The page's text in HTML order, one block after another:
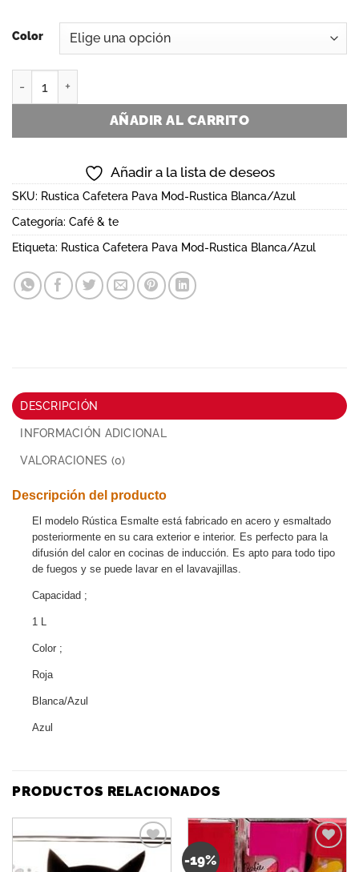
Color
AÑADIR AL CARRITO
Añadir a la lista de deseos
SKU: Rustica Cafetera Pava Mod-Rustica Blanca/Azul
Categoría: Café & te
Etiqueta: Rustica Cafetera Pava Mod-Rustica Blanca/Azul
DESCRIPCIÓN
INFORMACIÓN ADICIONAL
VALORACIONES (0)
Descripción del producto
El modelo Rústica Esmalte está fabricado en acero y esmaltado
posteriormente en su cara exterior e interior. Es perfecto para la
difusión del calor en cocinas de inducción. Es apto para todo tipo
de fuegos y se puede lavar en el lavavajillas.
Capacidad ;
1 L
Color ;
Roja
Blanca/Azul
Azul
PRODUCTOS RELACIONADOS
Añadir
-19%
Añadir